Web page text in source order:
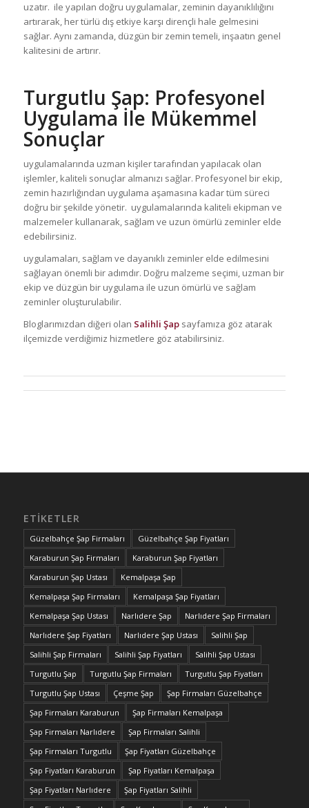
uzatır. ile yapılan doğru uygulamalar, zeminin dayanıklılığını
artırarak, her türlü dış etkiye karşı dirençli hale gelmesini
sağlar. Aynı zamanda, düzgün bir zemin temeli, inşaatın genel
kalitesini de artırır.
Turgutlu Şap: Profesyonel
Uygulama İle Mükemmel
Sonuçlar
uygulamalarında uzman kişiler tarafından yapılacak olan
işlemler, kaliteli sonuçlar almanızı sağlar. Profesyonel bir ekip,
zemin hazırlığından uygulama aşamasına kadar tüm süreci
doğru bir şekilde yönetir. uygulamalarında kaliteli ekipman ve
malzemeler kullanarak, sağlam ve uzun ömürlü zeminler elde
edebilirsiniz.
uygulamaları, sağlam ve dayanıklı zeminler elde edilmesini
sağlayan önemli bir adımdır. Doğru malzeme seçimi, uzman bir
ekip ve düzgün bir uygulama ile uzun ömürlü ve sağlam
zeminler oluşturulabilir.
Bloglarımızdan diğeri olan Salihli Şapsayfamıza göz atarak
ilçemizde verdiğimiz hizmetlere göz atabilirsiniz.
ETIKETLER
Güzelbahçe Şap Firmaları
Güzelbahçe Şap Fiyatları
Karaburun Şap Firmaları
Karaburun Şap Fiyatları
Karaburun Şap Ustası
Kemalpaşa Şap
Kemalpaşa Şap Firmaları
Kemalpaşa Şap Fiyatları
Kemalpaşa Şap Ustası
Narlıdere Şap
Narlıdere Şap Firmaları
Narlıdere Şap Fiyatları
Narlıdere Şap Ustası
Salihli Şap
Salihli Şap Firmaları
Salihli Şap Fiyatları
Salihli Şap Ustası
Turgutlu Şap
Turgutlu Şap Firmaları
Turgutlu Şap Fiyatları
Turgutlu Şap Ustası
Çeşme Şap
Şap Firmaları Güzelbahçe
Şap Firmaları Karaburun
Şap Firmaları Kemalpaşa
Şap Firmaları Narlıdere
Şap Firmaları Salihli
Şap Firmaları Turgutlu
Şap Fiyatları Güzelbahçe
Şap Fiyatları Karaburun
Şap Fiyatları Kemalpaşa
Şap Fiyatları Narlıdere
Şap Fiyatları Salihli